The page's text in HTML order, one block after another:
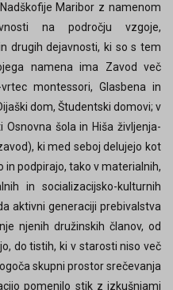
Maribor z namenom
na področju vzgoje,
drugih dejavnosti, ki so s tem
namena ima Zavod več
montessori, Glasbena in
dom, Študentski domovi; v
šola in Hiša življenja-
ki med seboj delujejo kot
in podpirajo, tako v materialnih,
in socializacijsko-kulturnih
aktivni generaciji prebivalstva
njenih družinskih članov, od
do tistih, ki v starosti niso več
skupni prostor srečevanja
pomenilo stik z izkušnjami